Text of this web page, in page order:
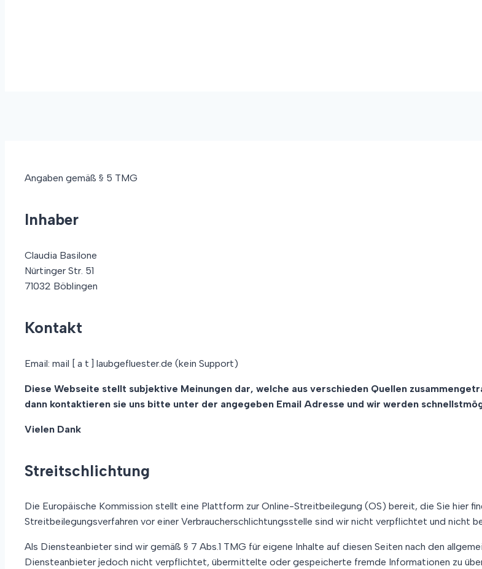
Angaben gemäß § 5 TMG
Inhaber
Claudia Basilone
Nürtinger Str. 51
71032 Böblingen
Kontakt
Email: mail [ a t ] laubgefluester.de (kein Support)
Diese Webseite stellt subjektive Meinungen dar, welche aus verschieden Quellen
dann kontaktieren sie uns bitte unter der angegeben Email Adresse und wir werden
Vielen Dank
Streitschlichtung
Die Europäische Kommission stellt eine Plattform zur Online-Streitbeilegung (OS) bereit, die Sie hier
Streitbeilegungsverfahren vor einer Verbraucherschlichtungsstelle sind wir nicht verpflichtet und nicht
Als Diensteanbieter sind wir gemäß § 7 Abs.1 TMG für eigene Inhalte auf diesen Seiten nach den
Diensteanbieter jedoch nicht verpflichtet, übermittelte oder gespeicherte fremde Informationen zu